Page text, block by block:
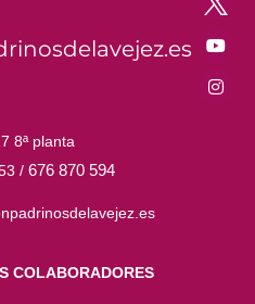
8ª planta
/ 676 870 594
COLABORADORES